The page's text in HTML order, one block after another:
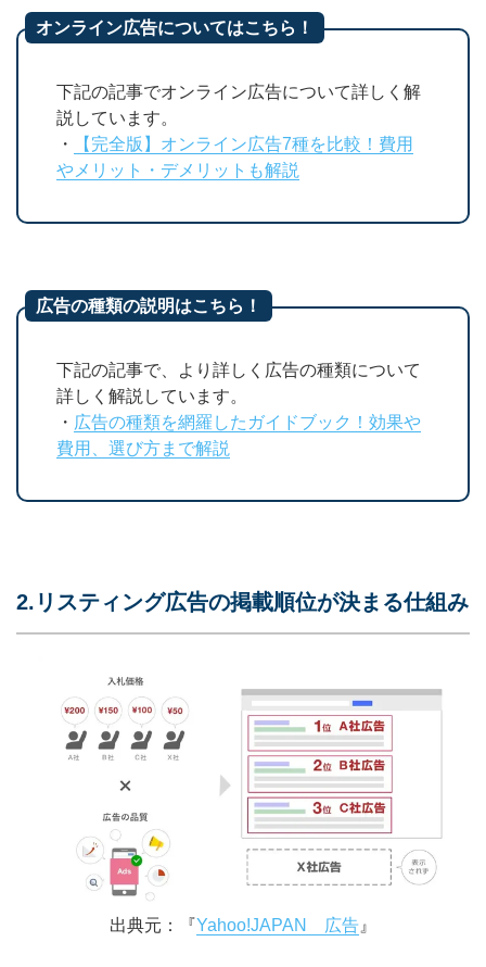
オンライン広告についてはこちら！
下記の記事でオンライン広告について詳しく解
説しています。
・
【完全版】オンライン広告7種を比較！費用
やメリット・デメリットも解説
広告の種類の説明はこちら！
下記の記事で、より詳しく広告の種類について
詳しく解説しています。
・ 広告の種類を網羅したガイドブック！効果や
費用、選び方まで解説
2.リスティング広告の掲載順位が決まる仕組み
出典元：『Yahoo!JAPAN 広告 』